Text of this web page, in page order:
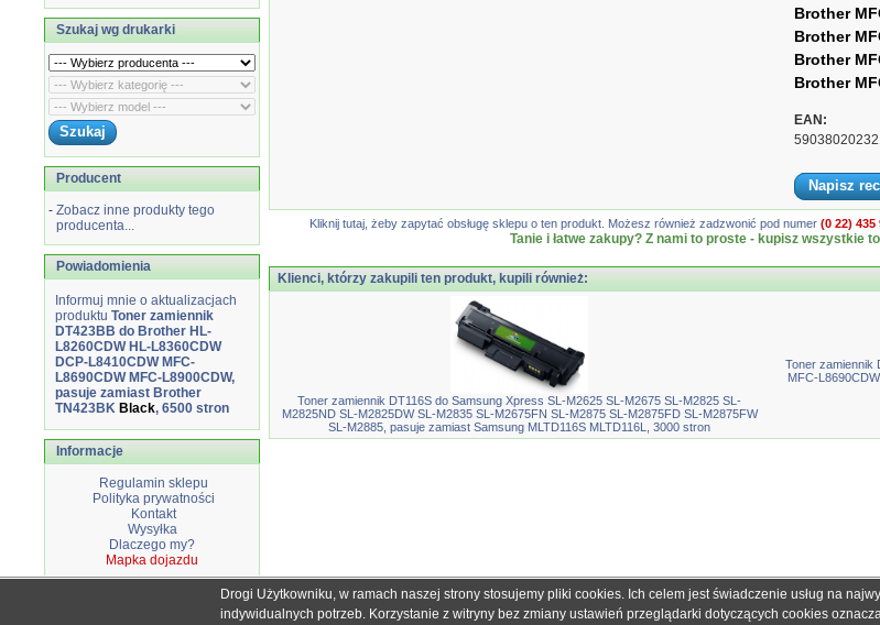
Szukaj wg drukarki
Producent
- Zobacz inne produkty tego
producenta...
Powiadomienia
Informuj mnie o aktualizacjach
produktu Toner zamiennik
DT423BB do Brother HL-
L8260CDW HL-L8360CDW
DCP-L8410CDW MFC-
L8690CDW MFC-L8900CDW,
pasuje zamiast Brother
TN423BK Black, 6500 stron
Informacje
Regulamin sklepu
Polityka prywatności
Kontakt
Wysyłka
Dlaczego my?
Mapka dojazdu
Brother
Brother
Brother
Brother
EAN:
Napisz
Kliknij tutaj, żeby zapytać obsługę sklepu o ten produkt. Możesz również zadzwonić pod numer (0 22) 435
Tanie i łatwe zakupy? Z nami to proste - kupisz wszystkie
Klienci, którzy zakupili ten produkt, kupili również:
Toner zamiennik DT116S do Samsung Xpress SL-M2625 SL-M2675 SL-M2825 SL-
M2825ND SL-M2825DW SL-M2835 SL-M2675FN SL-M2875 SL-M2875FD SL-M2875FW
SL-M2885, pasuje zamiast Samsung MLTD116S MLTD116L, 3000 stron
Toner zamiennik
MFC-
Wszystkie nazwy i znaki handlowe użyte na stronie sklepu dobretonery.pl są znakami zastrzeżonymi dla ich właścicieli i zostały
Mimo dołożenia wszelkich starań nie gwarantujemy, że publikowane dane techniczne nie zawierają braków
Drogi Użytkowniku, w ramach naszej strony stosujemy pliki cookies. Ich celem jest świadczenie usług na
indywidualnych potrzeb. Korzystanie z witryny bez zmiany ustawień przeglądarki dotyczących cookies